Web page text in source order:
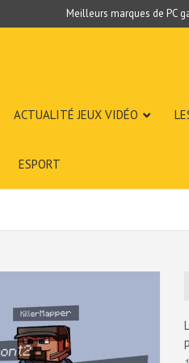
Meilleurs marques de PC
ACTUALITÉ JEUX VIDÉO
ESPORT